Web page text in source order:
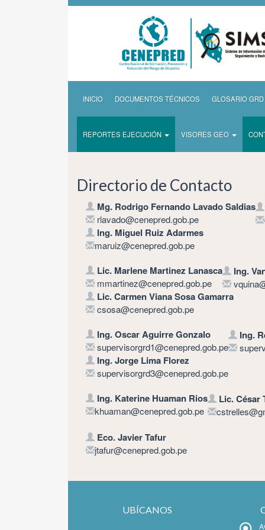
INICIO DOCUMENTOS TÉCNICOS GLOSARIO GRD
REPORTES EJECUCIÓN VISORES GEO
Directorio de Contacto
Mg. Rodrigo Fernando Lavado Saldias
rlavado@cenepred.gob.pe
Ing. Miguel Ruiz Adarmes
maruiz@cenepred.gob.pe
Lic. Marlene Martinez Lanasca
mmartinez@cenepred.gob.pe
Ing.
Lic. Carmen Viana Sosa Gamarra
csosa@cenepred.gob.pe
Ing. Oscar Aguirre Gonzalo
supervisorgrd1@cenepred.gob.pe
Ing.
Ing. Jorge Lima Florez
supervisorgrd3@cenepred.gob.pe
Ing. Katerine Huaman Rios
khuaman@cenepred.gob.pe
Lic. César
Eco. Javier Tafur
jtafur@cenepred.gob.pe
UBÍCANOS